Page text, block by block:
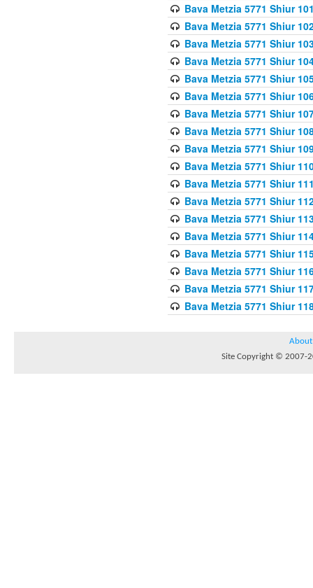
Bava Metzia 5771 Shiur
Bava Metzia 5771 Shiur
Bava Metzia 5771 Shiur
Bava Metzia 5771 Shiur
Bava Metzia 5771 Shiur
Bava Metzia 5771 Shiur
Bava Metzia 5771 Shiur
Bava Metzia 5771 Shiur
Bava Metzia 5771 Shiur
Bava Metzia 5771 Shiur
Bava Metzia 5771 Shiur
Bava Metzia 5771 Shiur
Bava Metzia 5771 Shiur
Bava Metzia 5771 Shiur
Bava Metzia 5771 Shiur
Bava Metzia 5771 Shiur
Bava Metzia 5771 Shiur
Bava Metzia 5771 Shiur
About
Site Copyright © 2007-